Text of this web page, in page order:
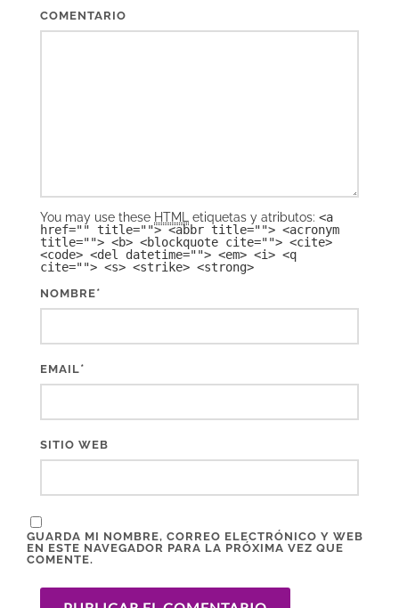
COMENTARIO
You may use these HTML etiquetas y atributos: <a
href="" title=""> <abbr title=""> <acronym
title=""> <b> <blockquote cite=""> <cite>
<code> <del datetime=""> <em> <i> <q
cite=""> <s> <strike> <strong>
NOMBRE*
EMAIL*
SITIO WEB
GUARDA MI NOMBRE, CORREO ELECTRÓNICO Y WEB
EN ESTE NAVEGADOR PARA LA PRÓXIMA VEZ QUE
COMENTE.